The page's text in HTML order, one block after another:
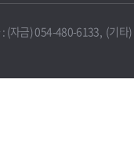
(자금) 054-480-6133, (기타